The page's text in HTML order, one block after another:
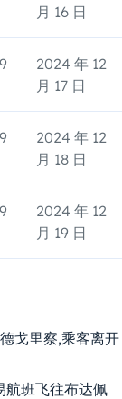
月 16 日
2024 年 12
月 17 日
2024 年 12
月 18 日
2024 年 12
月 19 日
戈里察,乘客离开
航班飞往布达佩